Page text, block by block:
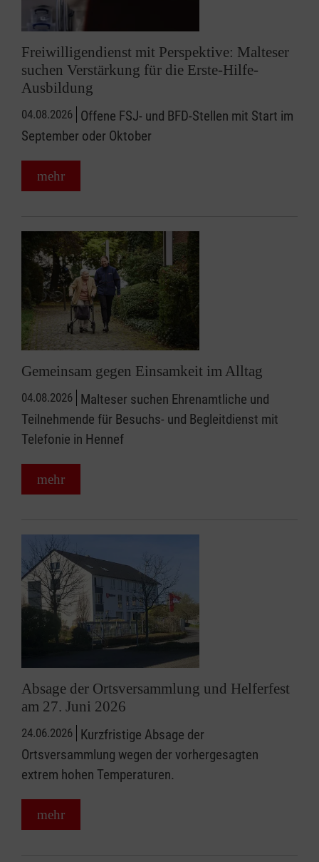
Freiwilligendienst mit Perspektive: Malteser
suchen Verstärkung für die Erste-Hilfe-
Ausbildung
04.08.2026 Offene FSJ- und BFD-Stellen mit Start im
September oder Oktober
mehr
Gemeinsam gegen Einsamkeit im Alltag
04.08.2026 Malteser suchen Ehrenamtliche und
Teilnehmende für Besuchs- und Begleitdienst mit
Telefonie in Hennef
mehr
Absage der Ortsversammlung und Helferfest
am 27. Juni 2026
24.06.2026 Kurzfristige Absage der
Ortsversammlung wegen der vorhergesagten
extrem hohen Temperaturen.
mehr